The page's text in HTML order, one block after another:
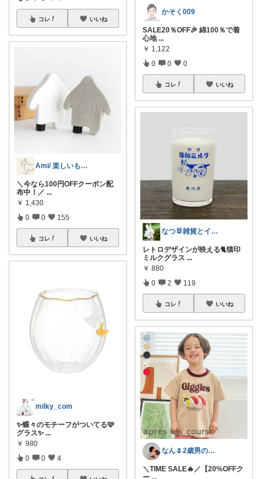
コレ いいね
Ami/ 楽しいもの美味しいもの
​＼今なら100円OFFクーポン配
布中！／ ...
￥ 1,430
0 0 155
コレ いいね
milky_com
✨蝶々のモチーフがついてる🩷
グラス✨ ...
￥ 980
0 0 4
かそく009
SALE20％OFF🎉 綿100％で着
心地 ...
￥ 1,122
0 0 0
コレ いいね
なつ🐰雑貨とインテリア
レトロデザインが映える🐈猫印
ミルクグラス ...
￥ 880
0 2 119
コレ いいね
なん🌷2歳男の子ママ⿻*.アイコン変更
＼TIME SALE🔥／【20%OFFク
ー ...